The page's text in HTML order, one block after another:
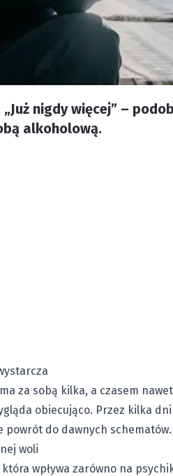
nigdy więcej” –
alkoholową.
za sobą kilka, a czasem
obiecująco. Przez kilka
do dawnych schematów.
woli
wpływa zarówno na